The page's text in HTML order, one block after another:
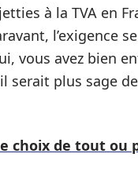
à la TVA en
l’exigence
vous avez bien
serait plus sage
choix de tout ou